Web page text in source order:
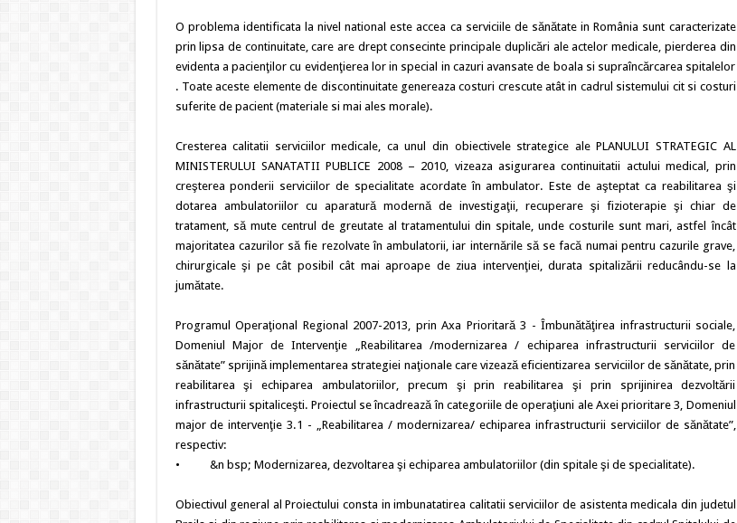
O problema identificata la nivel national este accea ca serviciile de sănătate in România sunt caracterizate
prin lipsa de continuitate, care are drept consecinte principale duplicări ale actelor medicale, pierderea din
evidenta a pacienţilor cu evidenţierea lor in special in cazuri avansate de boala si supraîncărcarea spitalelor
. Toate aceste elemente de discontinuitate genereaza costuri crescute atât in cadrul sistemului cit si costuri
suferite de pacient (materiale si mai ales morale).
Cresterea calitatii serviciilor medicale, ca unul din obiectivele strategice ale PLANULUI STRATEGIC AL
MINISTERULUI SANATATII PUBLICE 2008 – 2010, vizeaza asigurarea continuitatii actului medical, prin
creşterea ponderii serviciilor de specialitate acordate în ambulator. Este de aşteptat ca reabilitarea şi
dotarea ambulatoriilor cu aparatură modernă de investigaţii, recuperare şi fizioterapie şi chiar de
tratament, să mute centrul de greutate al tratamentului din spitale, unde costurile sunt mari, astfel încât
majoritatea cazurilor să fie rezolvate în ambulatorii, iar internările să se facă numai pentru cazurile grave,
chirurgicale şi pe cât posibil cât mai aproape de ziua intervenţiei, durata spitalizării reducându-se la
jumătate.
Programul Operaţional Regional 2007-2013, prin Axa Prioritară 3 - Îmbunătăţirea infrastructurii sociale,
Domeniul Major de Intervenţie „Reabilitarea /modernizarea / echiparea infrastructurii serviciilor de
sănătate” sprijină implementarea strategiei naţionale care vizează eficientizarea serviciilor de sănătate, prin
reabilitarea şi echiparea ambulatoriilor, precum şi prin reabilitarea şi prin sprijinirea dezvoltării
infrastructurii spitaliceşti. Proiectul se încadrează în categoriile de operaţiuni ale Axei prioritare 3, Domeniul
major de intervenţie 3.1 - „Reabilitarea / modernizarea/ echiparea infrastructurii serviciilor de sănătate”,
respectiv:
• &n bsp; Modernizarea, dezvoltarea şi echiparea ambulatoriilor (din spitale şi de specialitate).
Obiectivul general al Proiectului consta in imbunatatirea calitatii serviciilor de asistenta medicala din judetul